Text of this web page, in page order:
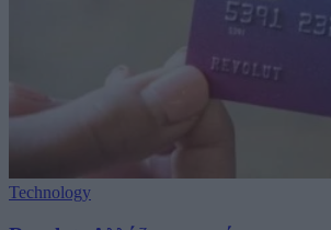
Technology